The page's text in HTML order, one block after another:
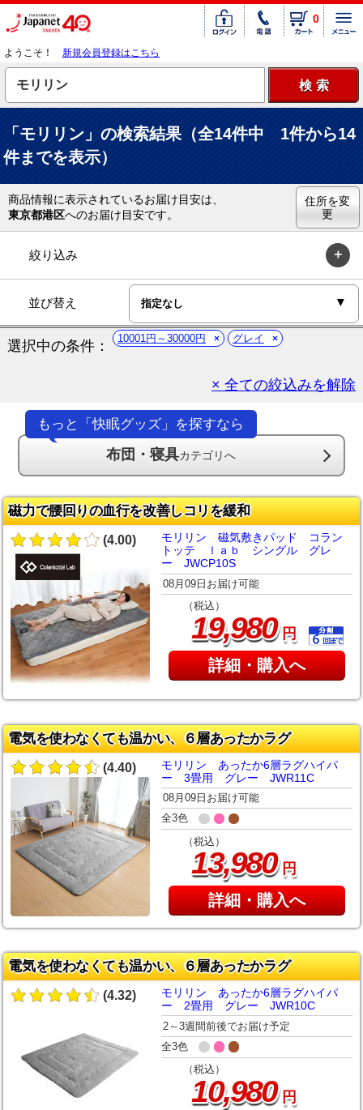
0
ようこそ！ 新規会員登録はこちら
「モリリン」の検索結果（全14件中 1件から14
件までを表示）
商品情報に表示されているお届け目安は、
東京都港区へのお届け目安です。
住所を変
更
絞り込み
並び替え
選択中の条件： 10001円～30000円 グレイ
× 全ての絞込みを解除
もっと「快眠グッズ」を探すなら
布団・寝具カテゴリへ
磁力で腰回りの血行を改善しコリを緩和
(4.00)
モリリン 磁気敷きパッド コラン
トッテ ｌａｂ シングル グレ
ー JWCP10S
08月09日お届け可能
（税込）
19,980円
詳細・購入へ
電気を使わなくても温かい、６層あったかラグ
(4.40)
モリリン あったか6層ラグハイパ
ー 3畳用 グレー JWR11C
08月09日お届け可能
全3色
（税込）
13,980円
詳細・購入へ
電気を使わなくても温かい、６層あったかラグ
(4.32)
モリリン あったか6層ラグハイパ
ー 2畳用 グレー JWR10C
2～3週間前後でお届け予定
全3色
（税込）
10,980円